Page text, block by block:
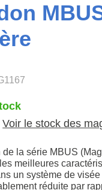
Voir le stock des
de la série MBUS
meilleures
un système de
réduite par